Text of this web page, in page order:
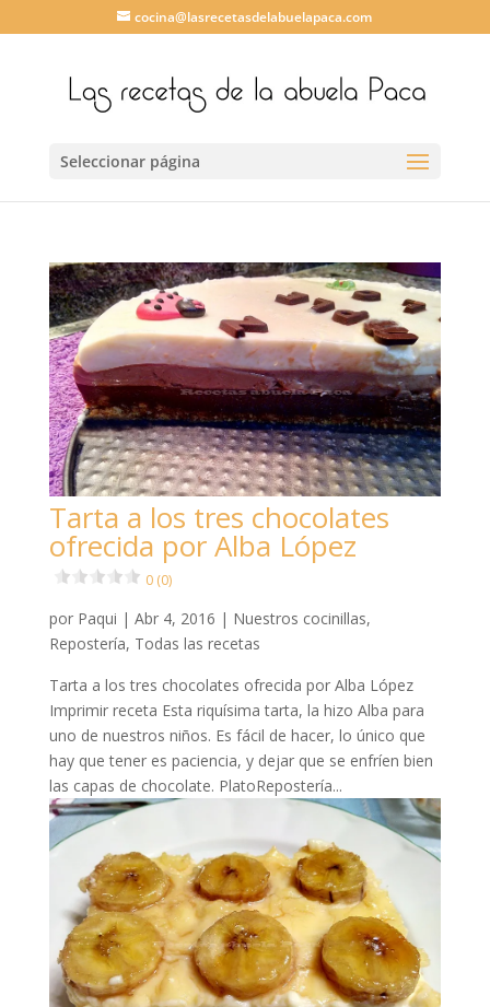
cocina@lasrecetasdelabuelapaca.com
Seleccionar página
Tarta a los tres chocolates
ofrecida por Alba López
0 (0)
por Paqui | Abr 4, 2016 | Nuestros cocinillas,
Repostería, Todas las recetas
Tarta a los tres chocolates ofrecida por Alba López
Imprimir receta Esta riquísima tarta, la hizo Alba para
uno de nuestros niños. Es fácil de hacer, lo único que
hay que tener es paciencia, y dejar que se enfríen bien
las capas de chocolate. PlatoRepostería...